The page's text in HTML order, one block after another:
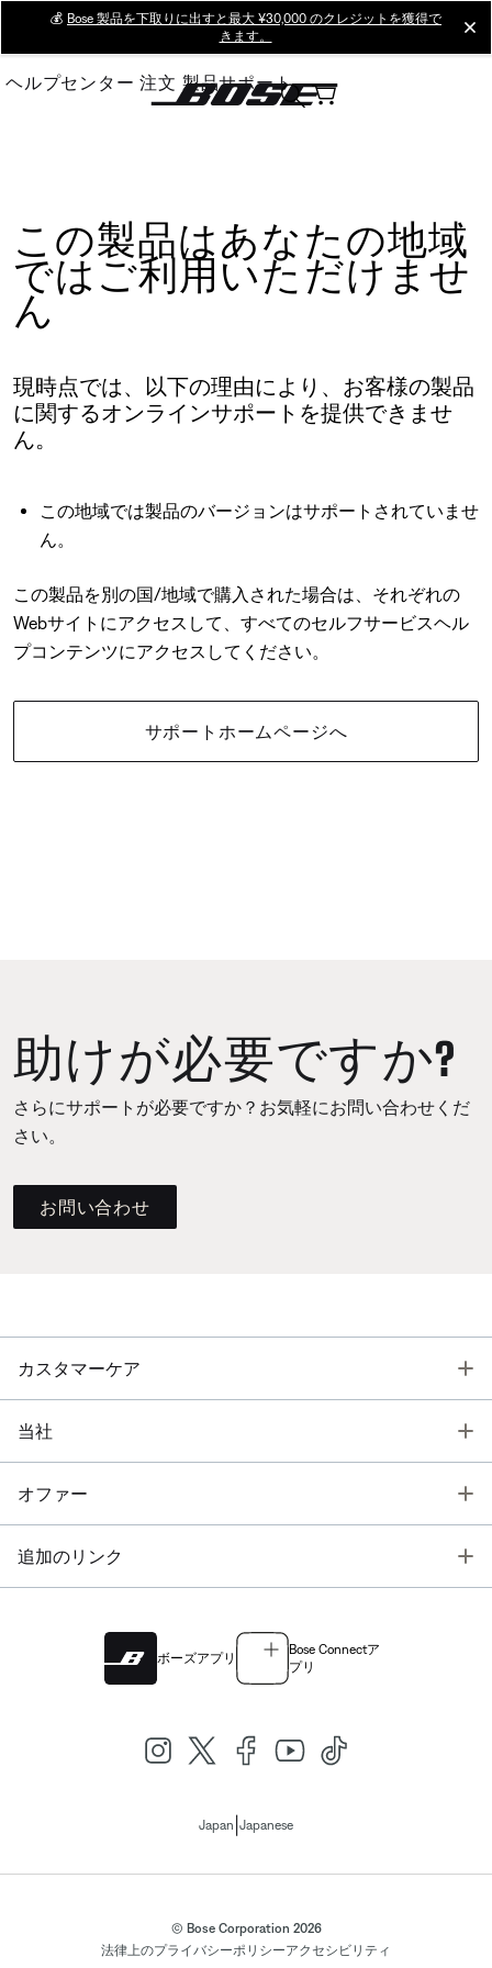
Main
💰 Bose 製品を下取りに出すと最大 ¥30,000 のクレジットを獲得で
きます。
ヘルプセンター 注文 製品サポート
この製品はあなたの地域
ではご利用いただけませ
ん
現時点では、以下の理由により、お客様の製品
に関するオンラインサポートを提供できませ
ん。
この地域では製品のバージョンはサポートされていませ
ん。
この製品を別の国/地域で購入された場合は、それぞれの
Webサイトにアクセスして、すべてのセルフサービスヘル
プコンテンツにアクセスしてください。
サポートホームページへ
助けが必要ですか?
さらにサポートが必要ですか？お気軽にお問い合わせくだ
さい。
お問い合わせ
カスタマーケア
当社
オファー
追加のリンク
ボーズアプリ
Bose Connectア
プリ
Japan Japanese
© Bose Corporation 2026
法律上のプライバシーポリシーアクセシビリティ